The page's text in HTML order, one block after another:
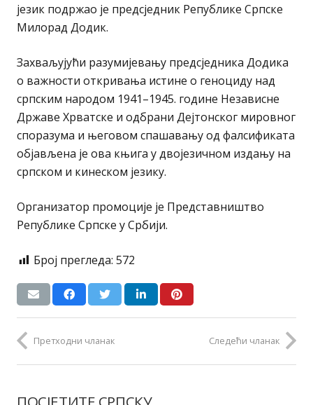
језик подржао је предсједник Републике Српске
Милорад Додик.
Захваљујући разумијевању предсједника Додика
о важности откривања истине о геноциду над
српским народом 1941–1945. године Независне
Државе Хрватске и одбрани Дејтонског мировног
споразума и његовом спашавању од фалсификата
објављена је ова књига у двојезичном издању на
српском и кинеском језику.
Организатор промоције је Представништво
Републике Српске у Србији.
Број прегледа: 572
Претходни чланак Следећи чланак